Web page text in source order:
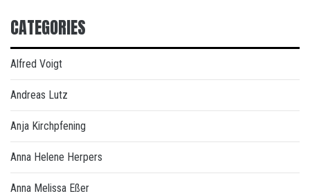
CATEGORIES
Alfred Voigt
Andreas Lutz
Anja Kirchpfening
Anna Helene Herpers
Anna Melissa Eßer